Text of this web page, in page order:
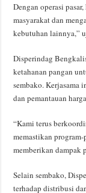
Dengan operasi
masyarakat dan
kebutuhan lainnya,”
Disperindag
ketahanan pangan
sembako. Kerjasama
dan pemantauan
“Kami terus
memastikan
memberikan dampak
Selain sembako,
terhadap distribusi